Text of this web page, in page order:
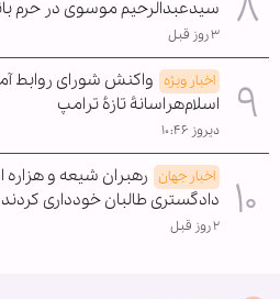
سیدعبدالرحیم موسوی در حرم
۳ روز قبل
اخبار ویژه واکنش شورای روابط
اسلام‌هراسانۀ تازۀ ترامپ
دیروز ۱۰:۴۶
اخبار جهان رهبران شیعه و هزاره
دادگستری طالبان خودداری کردند
۲ روز قبل